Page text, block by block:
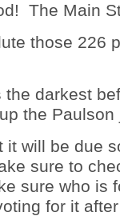
The Main
those 226
the darkest
the Paulson
it will be due
sure to
sure who is
for it